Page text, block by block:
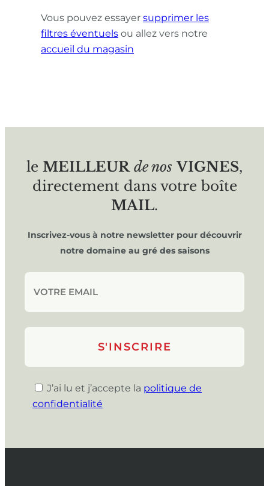
Vous pouvez essayer supprimer les
filtres éventuels ou allez vers notre
accueil du magasin
le MEILLEUR de nos VIGNES,
directement dans votre boîte
MAIL.
Inscrivez-vous à notre newsletter pour découvrir
notre domaine au gré des saisons
J’ai lu et j’accepte la politique de
confidentialité